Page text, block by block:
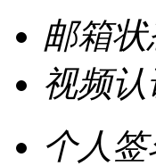
邮箱状
视频认
个人签